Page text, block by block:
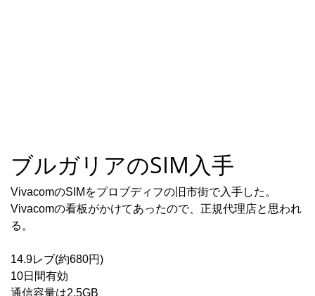
ブルガリアのSIM入手
VivacomのSIMをプロブディフの旧市街で入手した。
Vivacomの看板がかけてあったので、正規代理店と思われ
る。
14.9レブ(約680円)
10日間有効
通信容量は2.5GB